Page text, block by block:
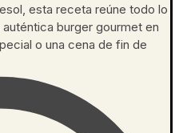
esta receta reúne todo lo
burger gourmet en
o una cena de fin de